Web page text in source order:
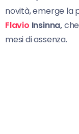
novità, emerge la
Flavio Insinna,
mesi di assenza.